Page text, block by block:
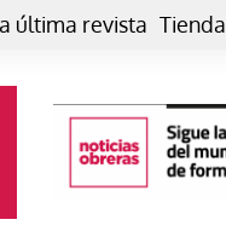
última revista Tienda